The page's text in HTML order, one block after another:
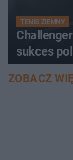
TENIS ZIEMNY
sukces
ZOBACZ